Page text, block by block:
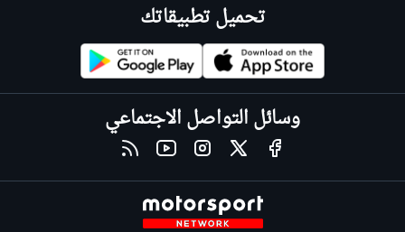
تحميل تطبيقاتك
وسائل التواصل الاجتماعي